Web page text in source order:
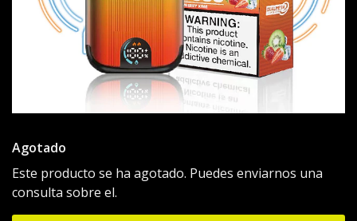
Agotado
Este producto se ha agotado. Puedes enviarnos una
consulta sobre el.